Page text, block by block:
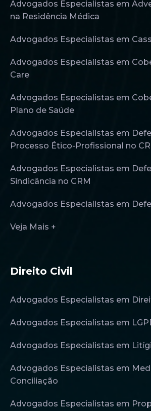
Advogados Especialistas em
na Residência Médica
Advogados Especialistas em
Advogados Especialistas em
Care
Advogados Especialistas em
Plano de Saúde
Advogados Especialistas em
Processo Ético-Profissional no
Advogados Especialistas em
Sindicância no CRM
Advogados Especialistas em
Veja Mais +
Direito Civil
Advogados Especialistas em
Advogados Especialistas em
Advogados Especialistas em
Advogados Especialistas em
Conciliação
Advogados Especialistas em